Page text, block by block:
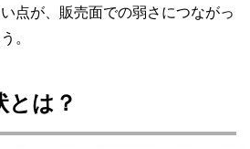
点が、販売面での弱さにつながっ
。
とは？